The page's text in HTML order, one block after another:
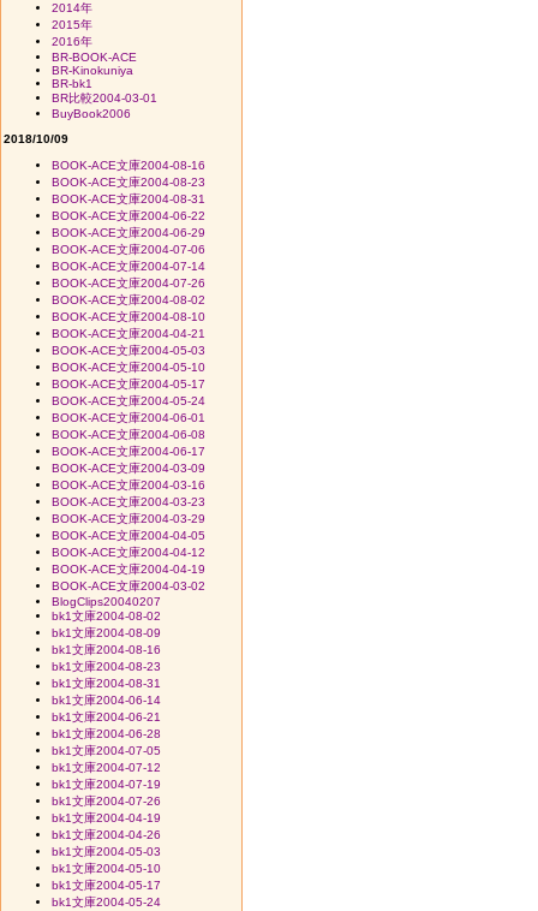
2014年
2015年
2016年
BR-BOOK-ACE
BR-Kinokuniya
BR-bk1
BR比較2004-03-01
BuyBook2006
2018/10/09
BOOK-ACE文庫2004-08-16
BOOK-ACE文庫2004-08-23
BOOK-ACE文庫2004-08-31
BOOK-ACE文庫2004-06-22
BOOK-ACE文庫2004-06-29
BOOK-ACE文庫2004-07-06
BOOK-ACE文庫2004-07-14
BOOK-ACE文庫2004-07-26
BOOK-ACE文庫2004-08-02
BOOK-ACE文庫2004-08-10
BOOK-ACE文庫2004-04-21
BOOK-ACE文庫2004-05-03
BOOK-ACE文庫2004-05-10
BOOK-ACE文庫2004-05-17
BOOK-ACE文庫2004-05-24
BOOK-ACE文庫2004-06-01
BOOK-ACE文庫2004-06-08
BOOK-ACE文庫2004-06-17
BOOK-ACE文庫2004-03-09
BOOK-ACE文庫2004-03-16
BOOK-ACE文庫2004-03-23
BOOK-ACE文庫2004-03-29
BOOK-ACE文庫2004-04-05
BOOK-ACE文庫2004-04-12
BOOK-ACE文庫2004-04-19
BOOK-ACE文庫2004-03-02
BlogClips20040207
bk1文庫2004-08-02
bk1文庫2004-08-09
bk1文庫2004-08-16
bk1文庫2004-08-23
bk1文庫2004-08-31
bk1文庫2004-06-14
bk1文庫2004-06-21
bk1文庫2004-06-28
bk1文庫2004-07-05
bk1文庫2004-07-12
bk1文庫2004-07-19
bk1文庫2004-07-26
bk1文庫2004-04-19
bk1文庫2004-04-26
bk1文庫2004-05-03
bk1文庫2004-05-10
bk1文庫2004-05-17
bk1文庫2004-05-24